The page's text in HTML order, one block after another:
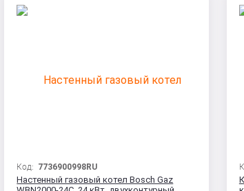
Код: 7736900998RU
Настенный газовый котел Bosch Gaz